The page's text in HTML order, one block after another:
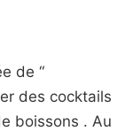
de “
des cocktails
boissons . Au